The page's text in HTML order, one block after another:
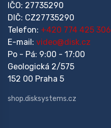
IČO: 27735290
DIČ: CZ27735290
Telefon: +420 774 425 306
E-mail: video@disk.cz
Po - Pá: 9:00 - 17:00
Geologická 2/575
152 00 Praha 5
shop.disksystems.cz